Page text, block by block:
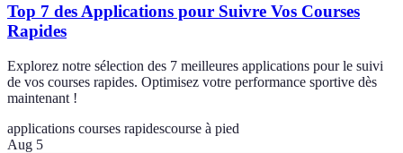
Top 7 des Applications pour Suivre Vos Courses
Rapides
Explorez notre sélection des 7 meilleures applications pour le suivi
de vos courses rapides. Optimisez votre performance sportive dès
maintenant !
applications courses rapidescourse à pied
Aug 5